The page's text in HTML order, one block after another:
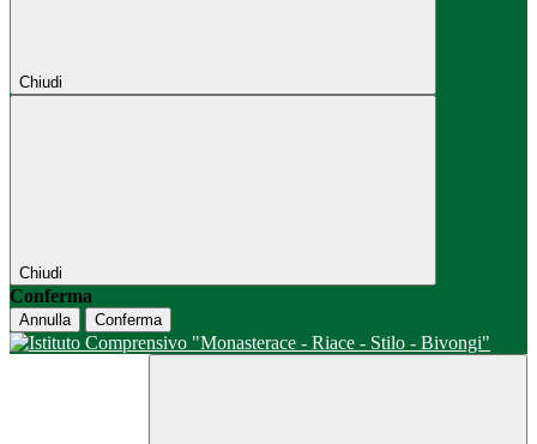
Chiudi
Chiudi
Conferma
Annulla Conferma